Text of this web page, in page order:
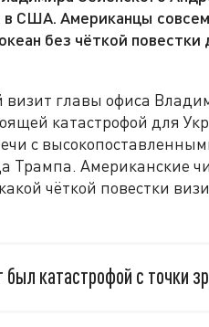
в США. Американцы
без чёткой
главы офиса
катастрофой для
с
Трампа. Американские
чёткой повестки
был катастрофой с точки